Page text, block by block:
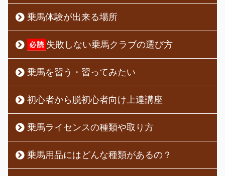
乗馬体験が出来る場所
失敗しない乗馬クラブの選び方
乗馬を習う・習ってみたい
初心者から脱初心者向け上達講座
乗馬ライセンスの種類や取り方
乗馬用品にはどんな種類があるの？